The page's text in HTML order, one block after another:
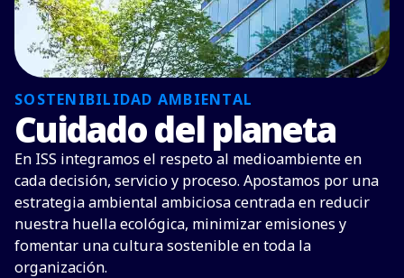
SOSTENIBILIDAD AMBIENTAL
Cuidado del planeta
En ISS integramos el respeto al medioambiente en
cada decisión, servicio y proceso. Apostamos por una
estrategia ambiental ambiciosa centrada en reducir
nuestra huella ecológica, minimizar emisiones y
fomentar una cultura sostenible en toda la
organización.